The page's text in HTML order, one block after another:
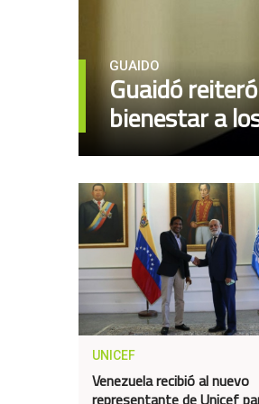
GUAIDO
Guaidó
bienestar a
UNICEF
Venezuela recibió al nuevo
representante de Unicef